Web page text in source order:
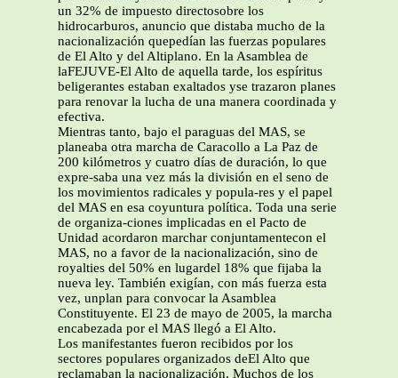
un 32% de impuesto directosobre los
hidrocarburos, anuncio que distaba mucho de la
nacionalización quepedían las fuerzas populares
de El Alto y del Altiplano. En la Asamblea de
laFEJUVE-El Alto de aquella tarde, los espíritus
beligerantes estaban exaltados yse trazaron planes
para renovar la lucha de una manera coordinada y
efectiva.
Mientras tanto, bajo el paraguas del MAS, se
planeaba otra marcha de Caracollo a La Paz de
200 kilómetros y cuatro días de duración, lo que
expre-saba una vez más la división en el seno de
los movimientos radicales y popula-res y el papel
del MAS en esa coyuntura política. Toda una serie
de organiza-ciones implicadas en el Pacto de
Unidad acordaron marchar conjuntamentecon el
MAS, no a favor de la nacionalización, sino de
royalties del 50% en lugardel 18% que fijaba la
nueva ley. También exigían, con más fuerza esta
vez, unplan para convocar la Asamblea
Constituyente. El 23 de mayo de 2005, la marcha
encabezada por el MAS llegó a El Alto.
Los manifestantes fueron recibidos por los
sectores populares organizados deEl Alto que
reclamaban la nacionalización. Muchos de los